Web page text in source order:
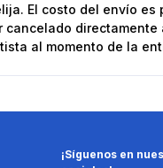
El costo del envío es
cancelado directamente
al momento de la
¡Síguenos en